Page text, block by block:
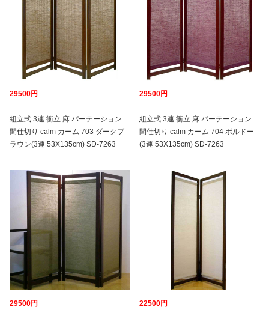
29500円
組立式 3連 衝立 麻 パーテーション
間仕切り calm カーム 703 ダークブ
ラウン(3連 53X135cm) SD-7263
29500円
組立式 3連 衝立 麻 パーテーション
間仕切り calm カーム 704 ボルドー
(3連 53X135cm) SD-7263
29500円 22500円